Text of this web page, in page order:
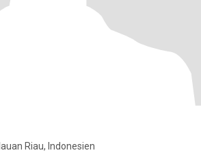
Riau, Indonesien